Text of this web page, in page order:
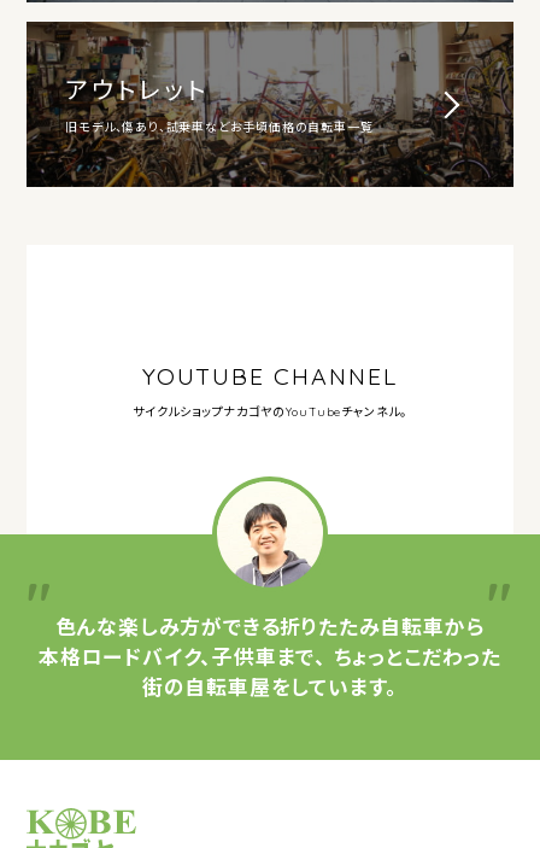
アウトレット
旧モデル、傷あり、試乗車などお手頃価格の自転車一覧
YOUTUBE CHANNEL
サイクルショップナカゴヤのYouTubeチャンネル。
色んな楽しみ方ができる折りたたみ自転車から
本格ロードバイク、子供車まで、 ちょっとこだわった
街の自転車屋をしています。
サイクルショップナカゴヤ